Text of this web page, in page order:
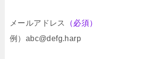
メールアドレス
（必須）
例）abc@defg.harp